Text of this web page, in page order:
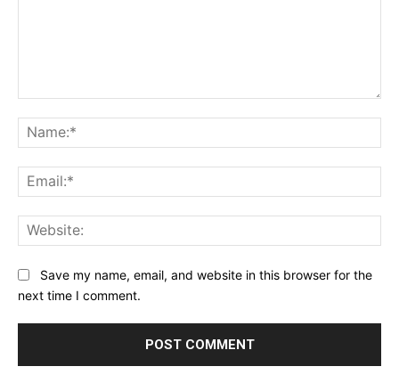
Save my name, email, and website in this browser for the
next time I comment.